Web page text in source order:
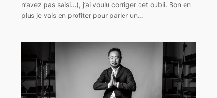
n’avez pas saisi…), j’ai voulu corriger cet oubli. Bon en
plus je vais en profiter pour parler un…